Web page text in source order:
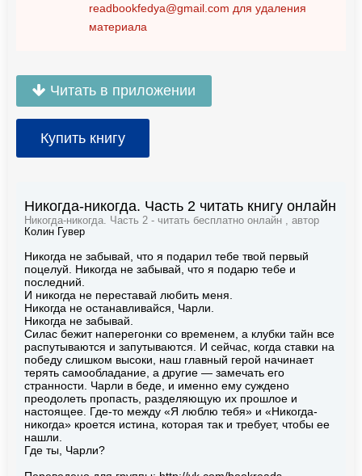
readbookfedya@gmail.com для удаления
материала
Читать в приложении
Купить книгу
Никогда-никогда. Часть 2 читать книгу онлайн
Никогда-никогда. Часть 2 - читать бесплатно онлайн , автор
Колин Гувер
Никогда не забывай, что я подарил тебе твой первый
поцелуй. Никогда не забывай, что я подарю тебе и
последний.
И никогда не переставай любить меня.
Никогда не останавливайся, Чарли.
Никогда не забывай.
Силас бежит наперегонки со временем, а клубки тайн все
распутываются и запутываются. И сейчас, когда ставки на
победу слишком высоки, наш главный герой начинает
терять самообладание, а другие — замечать его
странности. Чарли в беде, и именно ему суждено
преодолеть пропасть, разделяющую их прошлое и
настоящее. Где-то между «Я люблю тебя» и «Никогда-
никогда» кроется истина, которая так и требует, чтобы ее
нашли.
Где ты, Чарли?